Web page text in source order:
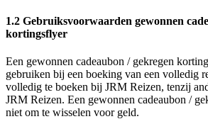
1.2 Gebruiksvoorwaarden gewonnen
kortingsflyer
Een gewonnen cadeaubon / gekregen
gebruiken bij een boeking van een volledig
volledig te boeken bij JRM Reizen, tenzij
JRM Reizen. Een gewonnen cadeaubon /
niet om te wisselen voor geld.